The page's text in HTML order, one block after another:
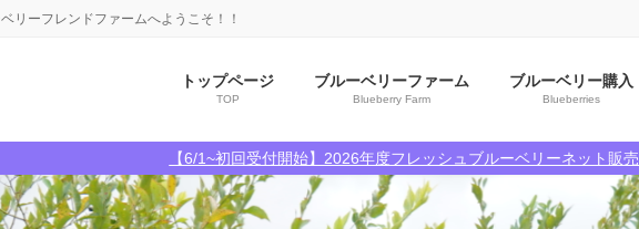
リーフレンドファームへようこそ！！
トップページ
TOP
ブルーベリーファーム
Blueberry Farm
ブルーベリー購入
Blueberries
【6/1~初回受付開始】2026年度フレッシュブルーベリーネット販売